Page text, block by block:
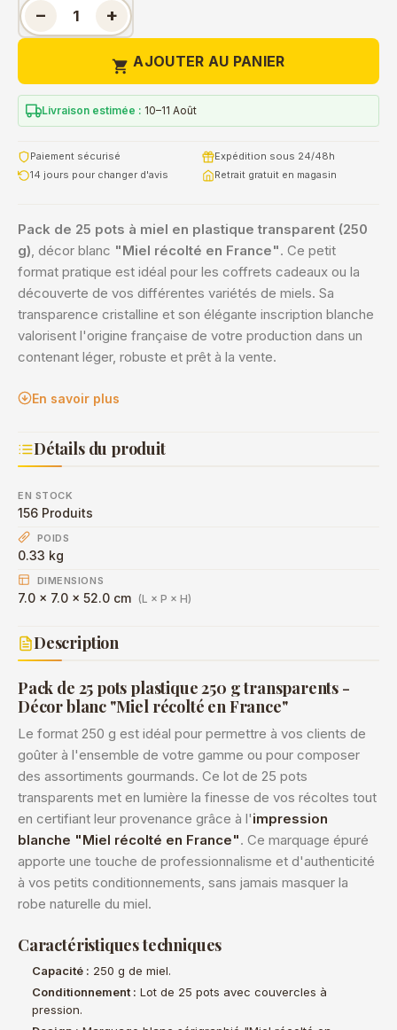
− +
 AJOUTER AU PANIER
Livraison estimée : 10–11 Août
Paiement sécurisé
Expédition sous 24/48h
14 jours pour changer d'avis
Retrait gratuit en magasin
Pack de 25 pots à miel en plastique transparent (250
g), décor blanc "Miel récolté en France". Ce petit
format pratique est idéal pour les coffrets cadeaux ou la
découverte de vos différentes variétés de miels. Sa
transparence cristalline et son élégante inscription blanche
valorisent l'origine française de votre production dans un
contenant léger, robuste et prêt à la vente.
En savoir plus
Détails du produit
EN STOCK
156 Produits
POIDS
0.33 kg
DIMENSIONS
7.0 × 7.0 × 52.0 cm (L × P × H)
Description
Pack de 25 pots plastique 250 g transparents -
Décor blanc "Miel récolté en France"
Le format 250 g est idéal pour permettre à vos clients de
goûter à l'ensemble de votre gamme ou pour composer
des assortiments gourmands. Ce lot de 25 pots
transparents met en lumière la finesse de vos récoltes tout
en certifiant leur provenance grâce à l'impression
blanche "Miel récolté en France". Ce marquage épuré
apporte une touche de professionnalisme et d'authenticité
à vos petits conditionnements, sans jamais masquer la
robe naturelle du miel.
Caractéristiques techniques
Capacité : 250 g de miel.
Conditionnement : Lot de 25 pots avec couvercles à
pression.